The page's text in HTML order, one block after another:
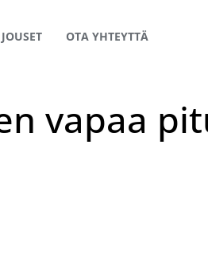
JOUSET OTA YHTEYTTÄ
vapaa